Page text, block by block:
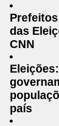
das
CNN
país